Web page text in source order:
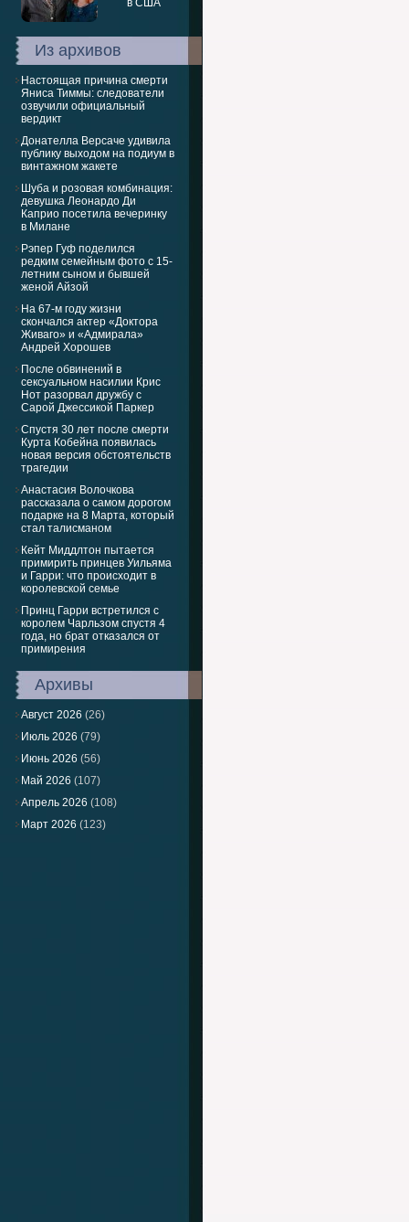
Из архивов
Настоящая причина смерти
Яниса Тиммы: следователи
озвучили официальный
вердикт
Донателла Версаче удивила
публику выходом на подиум в
винтажном жакете
Шуба и розовая комбинация:
девушка Леонардо Ди
Каприо посетила вечеринку
в Милане
Рэпер Гуф поделился
редким семейным фото с 15-
летним сыном и бывшей
женой Айзой
На 67-м году жизни
скончался актер «Доктора
Живаго» и «Адмирала»
Андрей Хорошев
После обвинений в
сексуальном насилии Крис
Нот разорвал дружбу с
Сарой Джессикой Паркер
Спустя 30 лет после смерти
Курта Кобейна появилась
новая версия обстоятельств
трагедии
Анастасия Волочкова
рассказала о самом дорогом
подарке на 8 Марта, который
стал талисманом
Кейт Миддлтон пытается
примирить принцев Уильяма
и Гарри: что происходит в
королевской семье
Принц Гарри встретился с
королем Чарльзом спустя 4
года, но брат отказался от
примирения
Архивы
Август 2026 (26)
Июль 2026 (79)
Июнь 2026 (56)
Май 2026 (107)
Апрель 2026 (108)
Март 2026 (123)